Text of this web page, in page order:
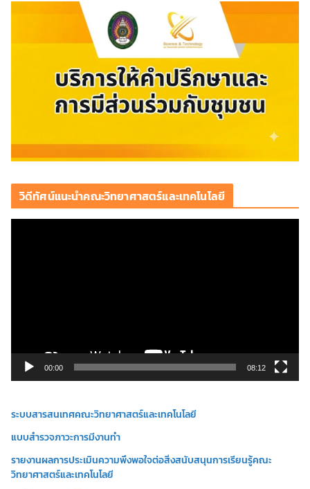
วิดีทัศน์แนะนำคณะวิทยาศาสตร์และเทคโนโลยี
ดี
อ
00:00 08:12
ระบบสารสนเทศคณะวิทยาศาสตร์และเทคโนโลยี
แบบสำรวจภาวะการมีงานทำ
รายงานผลการประเมินความพึงพอใจต่อสิ่งสนับสนุนการเรียนรู้คณะ
วิทยาศาสตร์และเทคโนโลยี